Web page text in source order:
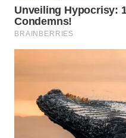
WN
LIKUPANG
WN
BORNEO